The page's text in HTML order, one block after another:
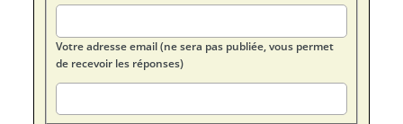
Votre adresse email (ne sera pas publiée, vous permet
de recevoir les réponses)